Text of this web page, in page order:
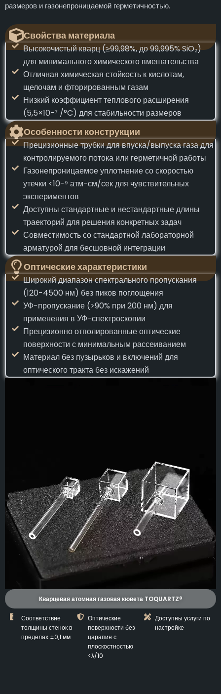
размеров и газонепроницаемой герметичностью.
Свойства материала
Высокочистый кварц (≥99,98%, до 99,995% SiO₂)
для минимального химического вмешательства
Отличная химическая стойкость к кислотам,
щелочам и фторированным газам
Низкий коэффициент теплового расширения
(5,5×10-⁷ /°C) для стабильности размеров
Особенности конструкции
Прецизионные трубки для впуска/выпуска газа для
контролируемого потока или герметичной работы
Газонепроницаемое уплотнение со скоростью
утечки <10-⁹ атм-см/сек для чувствительных
экспериментов
Доступны стандартные и нестандартные длины
траекторий для решения конкретных задач
Совместимость со стандартной лабораторной
арматурой для бесшовной интеграции
Оптические характеристики
Широкий диапазон спектрального пропускания
(120-4500 нм) без пиков поглощения
УФ-пропускание (>90% при 200 нм) для
применения в УФ-спектроскопии
Прецизионно отполированные оптические
поверхности с минимальным рассеиванием
Материал без пузырьков и включений для
оптического тракта без искажений
Кварцевая атомная газовая кювета TOQUARTZ®
Соответствие
толщины стенок в
пределах ±0,1 мм
Оптические
поверхности без
царапин с
плоскостностью
<λ/10
Доступны услуги по
настройке